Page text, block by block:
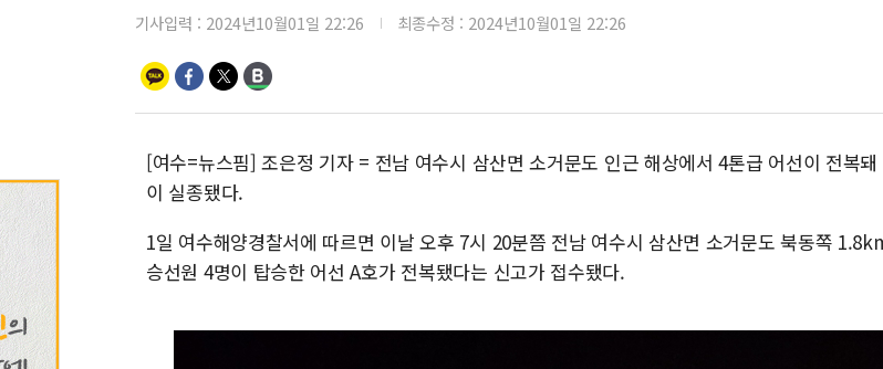
폐기물 수
서울 중랑
李대통령 "
여수 오동도
인천서 말다
'화합' 꺼
기사입력 : 2024년10월01일 22:26 최종수정 : 2024년10월01일 22:26
[여수=뉴스핌] 조은정 기자 = 전남 여수시 삼산면 소거문도 인근 해상에서 4톤급 어선이 전복돼
이 실종됐다.
1일 여수해양경찰서에 따르면 이날 오후 7시 20분쯤 전남 여수시 삼산면 소거문도 북동쪽
승선원 4명이 탑승한 어선 A호가 전복됐다는 신고가 접수됐다.